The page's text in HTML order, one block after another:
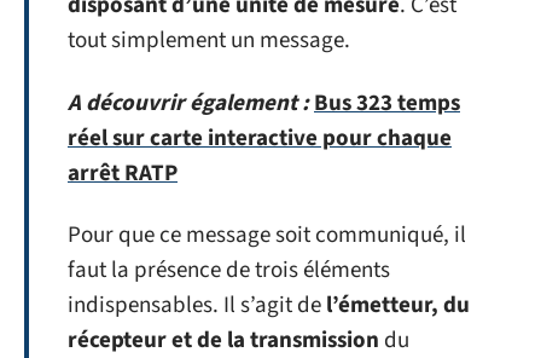
tout simplement un message.
A découvrir également :Bus 323 temps
réel sur carte interactive pour chaque
arrêt RATP
Pour que ce message soit communiqué, il
faut la présence de trois éléments
indispensables. Il s’agit del’émetteur, du
récepteur et de la transmission du